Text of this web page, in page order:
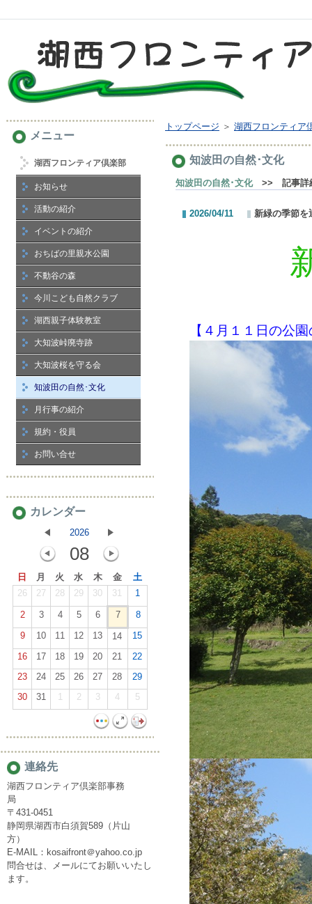
メニュー
湖西フロンティア倶楽部
お知らせ
活動の紹介
イベントの紹介
おちばの里親水公園
不動谷の森
今川こども自然クラブ
湖西親子体験教室
大知波峠廃寺跡
大知波桜を守る会
知波田の自然･文化
月行事の紹介
規約・役員
お問い合せ
カレンダー
2026
08
日 月 火 水 木 金
土
26
27 28 29 30 31 1
2 3 4 5 6 7
8
9
10 11 12 13 14
15
16
17 18 19 20 21
22
23
24 25 26 27 28
29
30
31 1 2 3 4 5
連絡先
湖西フロンティア倶楽部事務
局
〒431-0451
静岡県湖西市白須賀589（片山
方）
E-MAIL：kosaifront＠yahoo.co.jp
問合せは、メールにてお願いいたし
ます。
トップページ ＞ 湖西フロンティア
知波田の自然･文化
知波田の自然･文化>> 記事詳
2026/04/11 新緑の季節を
【４月１１日の公